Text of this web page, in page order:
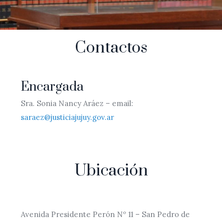
Contactos
Encargada
Sra. Sonia Nancy Aráez – email:
saraez@justiciajujuy.gov.ar
Ubicación
Avenida Presidente Perón Nº 11 – San Pedro de